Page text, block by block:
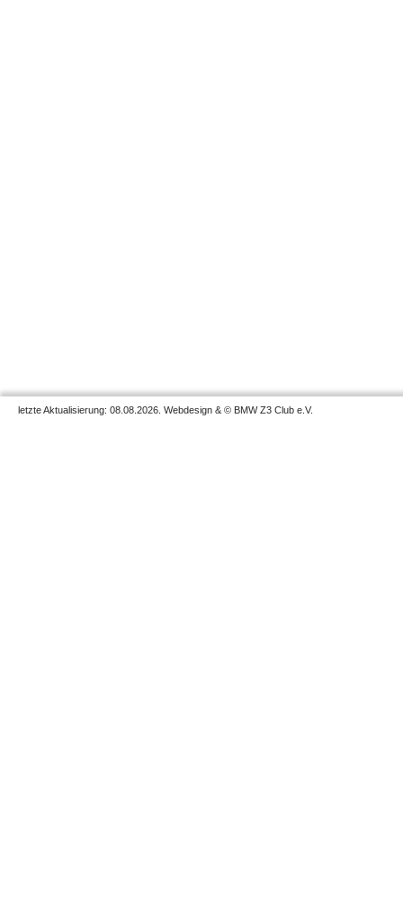
letzte Aktualisierung: 08.08.2026. Webdesign & © BMW Z3 Club e.V.